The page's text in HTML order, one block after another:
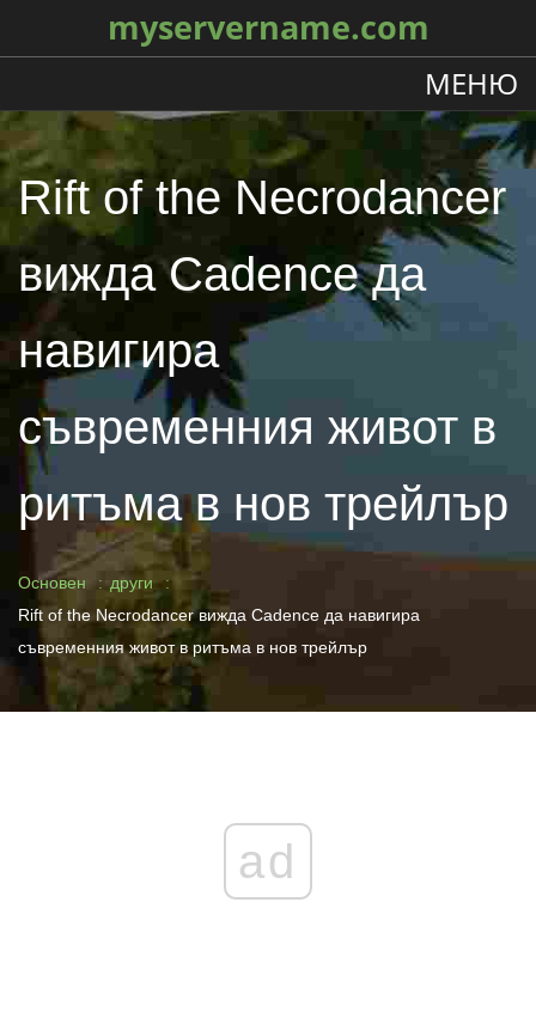
myservername.com
МЕНЮ
Rift of the Necrodancer
вижда Cadence да
навигира
съвременния живот в
ритъма в нов трейлър
Основен
други
Rift of the Necrodancer вижда Cadence да навигира
съвременния живот в ритъма в нов трейлър
ad